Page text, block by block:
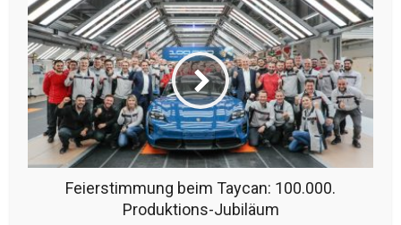
Feierstimmung beim Taycan: 100.000.
Produktions-Jubiläum